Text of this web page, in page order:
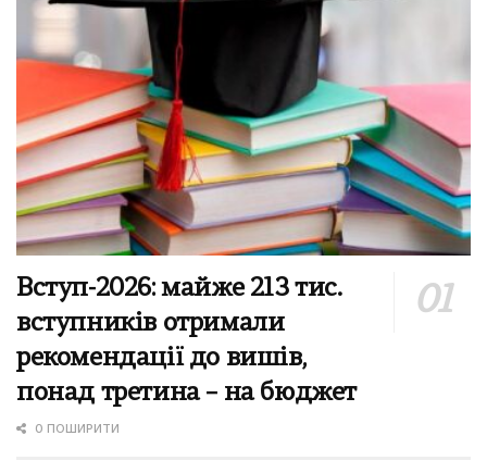
Вступ-2026: майже 213 тис.
вступників отримали
рекомендації до вишів,
понад третина – на бюджет
0 ПОШИРИТИ